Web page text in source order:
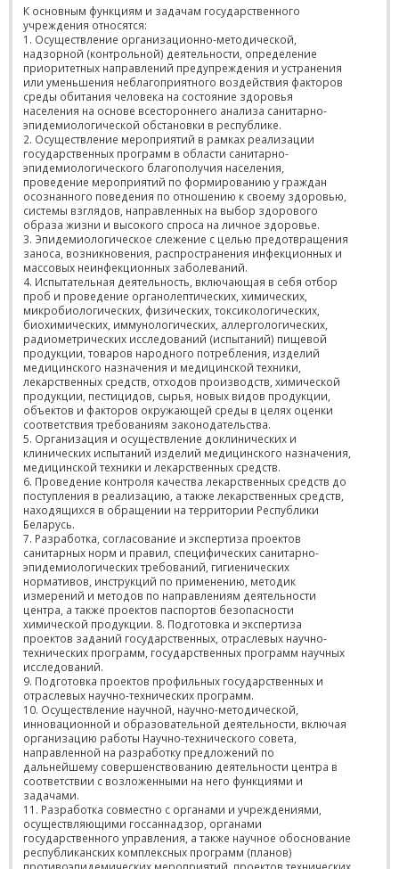
К основным функциям и задачам государственного
учреждения относятся:
1. Осуществление организационно-методической,
надзорной (контрольной) деятельности, определение
приоритетных направлений предупреждения и устранения
или уменьшения неблагоприятного воздействия факторов
среды обитания человека на состояние здоровья
населения на основе всестороннего анализа санитарно-
эпидемиологической обстановки в республике.
2. Осуществление мероприятий в рамках реализации
государственных программ в области санитарно-
эпидемиологического благополучия населения,
проведение мероприятий по формированию у граждан
осознанного поведения по отношению к своему здоровью,
системы взглядов, направленных на выбор здорового
образа жизни и высокого спроса на личное здоровье.
3. Эпидемиологическое слежение с целью предотвращения
заноса, возникновения, распространения инфекционных и
массовых неинфекционных заболеваний.
4. Испытательная деятельность, включающая в себя отбор
проб и проведение органолептических, химических,
микробиологических, физических, токсикологических,
биохимических, иммунологических, аллергологических,
радиометрических исследований (испытаний) пищевой
продукции, товаров народного потребления, изделий
медицинского назначения и медицинской техники,
лекарственных средств, отходов производств, химической
продукции, пестицидов, сырья, новых видов продукции,
объектов и факторов окружающей среды в целях оценки
соответствия требованиям законодательства.
5. Организация и осуществление доклинических и
клинических испытаний изделий медицинского назначения,
медицинской техники и лекарственных средств.
6. Проведение контроля качества лекарственных средств до
поступления в реализацию, а также лекарственных средств,
находящихся в обращении на территории Республики
Беларусь.
7. Разработка, согласование и экспертиза проектов
санитарных норм и правил, специфических санитарно-
эпидемиологических требований, гигиенических
нормативов, инструкций по применению, методик
измерений и методов по направлениям деятельности
центра, а также проектов паспортов безопасности
химической продукции. 8. Подготовка и экспертиза
проектов заданий государственных, отраслевых научно-
технических программ, государственных программ научных
исследований.
9. Подготовка проектов профильных государственных и
отраслевых научно-технических программ.
10. Осуществление научной, научно-методической,
инновационной и образовательной деятельности, включая
организацию работы Научно-технического совета,
направленной на разработку предложений по
дальнейшему совершенствованию деятельности центра в
соответствии с возложенными на него функциями и
задачами.
11. Разработка совместно с органами и учреждениями,
осуществляющими госсаннадзор, органами
государственного управления, а также научное обоснование
республиканских комплексных программ (планов)